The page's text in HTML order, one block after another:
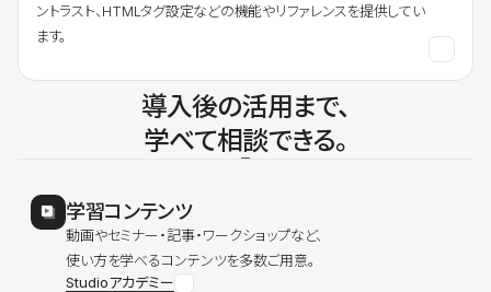
ントラスト、HTMLタグ設定などの機能やリファレンスを提供してい
ます。
導入後の活用まで、
学べて相談できる。
学習コンテンツ
動画やセミナー・記事・ワークショップなど、
使い方を学べるコンテンツを多数ご用意。
Studioアカデミー